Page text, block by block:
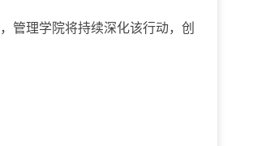
， 管理学院将持续深化该行动，创